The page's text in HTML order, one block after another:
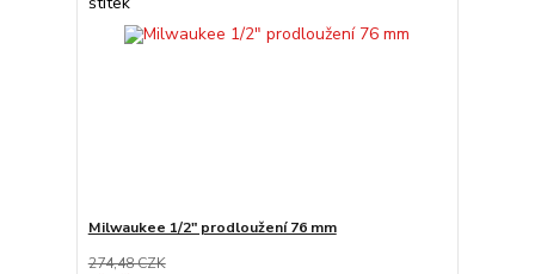
Milwaukee 1/2" prodloužení 76 mm
274,48 CZK